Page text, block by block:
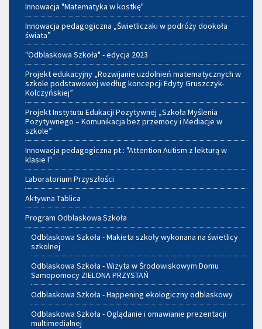
Innowacja "Matematyka w kostkę"
Innowacja pedagogiczna „Świetliczaki w podróży dookoła
świata”
"Odblaskowa Szkoła" - edycja 2023
Projekt edukacyjny „Rozwijanie uzdolnień matematycznych w
szkole podstawowej według koncepcji Edyty Gruszczyk-
Kolczyńskiej”
Projekt Instytutu Edukacji Pozytywnej „Szkoła Myślenia
Pozytywnego – Komunikacja bez przemocy i Mediacje w
szkole”
Innowacja pedagogiczna pt.: "Attention Autism z lekturą w
klasie I"
Laboratorium Przyszłości
Aktywna Tablica
Program Odblaskowa Szkoła
Odblaskowa Szkoła - Makieta szkoły wykonana na świetlicy
szkolnej
Odblaskowa Szkoła - Wizyta w Środowiskowym Domu
Samopomocy ZIELONA PRZYSTAŃ
Odblaskowa Szkoła - Happening ekologiczny odblaskowy
Odblaskowa Szkoła - Oglądanie i omawianie prezentacji
multimedialnej